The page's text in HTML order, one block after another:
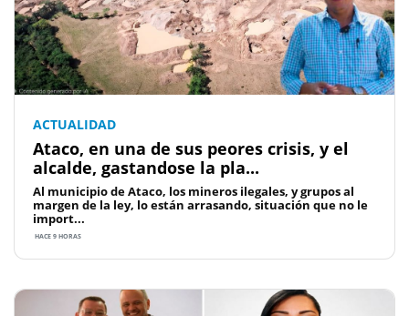
ACTUALIDAD
Ataco, en una de sus peores crisis, y el
alcalde, gastandose la pla...
Al municipio de Ataco, los mineros ilegales, y grupos al
margen de la ley, lo están arrasando, situación que no le
import...
HACE 9 HORAS